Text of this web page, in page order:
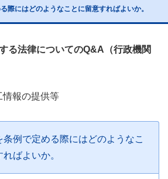
問
合
ー部
際にはどのようなことに留意すればよいか。
る法律についてのQ&A（行政機関
報の提供等
条例で定める際にはどのようなこ
ばよいか。